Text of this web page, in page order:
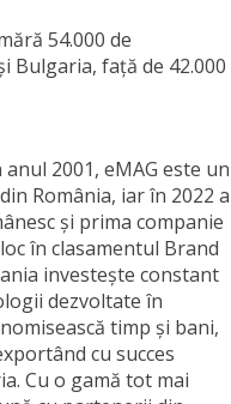
54.000 de
Bulgaria, față de 42.000
2001, eMAG este un
România, iar în 2022 a
şi prima companie
în clasamentul Brand
investește constant
dezvoltate în
timp și bani,
cu succes
Cu o gamă tot mai